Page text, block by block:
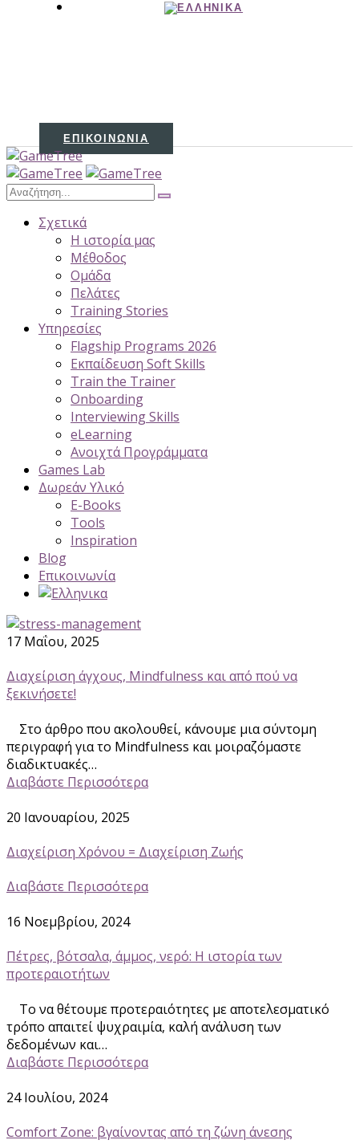
ΕΠΙΚΟΙΝΩΝΊΑ
Σχετικά
H ιστορία μας
Μέθοδος
Ομάδα
Πελάτες
Training Stories
Υπηρεσίες
Flagship Programs 2026
Εκπαίδευση Soft Skills
Train the Trainer
Onboarding
Interviewing Skills
eLearning
Ανοιχτά Προγράμματα
Games Lab
Δωρεάν Υλικό
E-Books
Tools
Inspiration
Blog
Επικοινωνία
17 Μαΐου, 2025
Διαχείριση άγχους, Mindfulness και από πού να
ξεκινήσετε!
Στο άρθρο που ακολουθεί, κάνουμε μια σύντομη
περιγραφή για το Mindfulness και μοιραζόμαστε
διαδικτυακές…
Διαβάστε Περισσότερα
20 Ιανουαρίου, 2025
Διαχείριση Χρόνου = Διαχείριση Ζωής
Διαβάστε Περισσότερα
16 Νοεμβρίου, 2024
Πέτρες, βότσαλα, άμμος, νερό: Η ιστορία των
προτεραιοτήτων
Το να θέτουμε προτεραιότητες με αποτελεσματικό
τρόπο απαιτεί ψυχραιμία, καλή ανάλυση των
δεδομένων και…
Διαβάστε Περισσότερα
24 Ιουλίου, 2024
Comfort Zone: βγαίνοντας από τη ζώνη άνεσης